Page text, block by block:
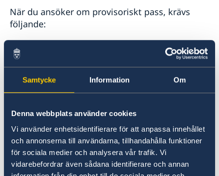
Samtycke Information Om
Denna webbplats använder cookies
Vi använder enhetsidentifierare för att anpassa innehållet
och annonserna till användarna, tillhandahålla funktioner
för sociala medier och analysera vår trafik. Vi
vidarebefordrar även sådana identifierare och annan
Lokala lagar och sedvänjor
Resa med dubbelt medborgarskap
Kriminalitet och personlig säkerhet
Trafiksäkerhet
Övriga upplysningar
När du ansöker om provisoriskt pass, krävs
följande:
Blanketten "
medborgarskap
"-ladda ner, fyll i, skriv ut och ta med till
ambassaden.
Vid ansökan för barn krävs båda
vårdnadshavares medgivande, på separat